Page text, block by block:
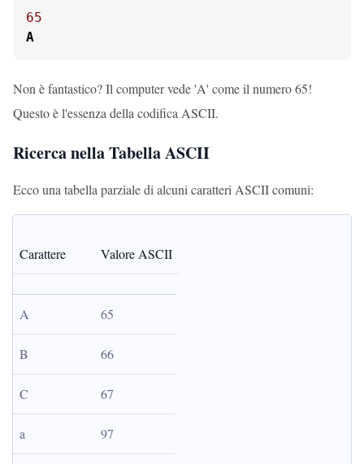
65
A
Non è fantastico? Il computer vede 'A' come il numero 65!
Questo è l'essenza della codifica ASCII.
Ricerca nella Tabella ASCII
Ecco una tabella parziale di alcuni caratteri ASCII comuni:
Carattere Valore ASCII
A 65
B 66
C 67
a 97